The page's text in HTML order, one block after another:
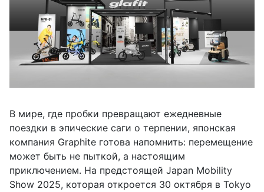
В мире, где пробки превращают ежедневные
поездки в эпические саги о терпении, японская
компания Graphite готова напомнить: перемещение
может быть не пыткой, а настоящим
приключением. На предстоящей Japan Mobility
Show 2025, которая откроется 30 октября в Tokyo